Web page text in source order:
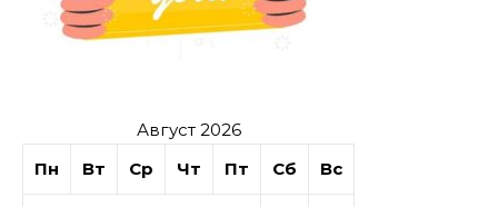
Август 2026
Пн
Вт Ср Чт Пт Сб Вс